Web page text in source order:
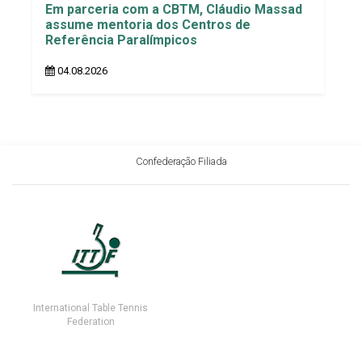
Em parceria com a CBTM, Cláudio Massad
assume mentoria dos Centros de
Referência Paralímpicos
04.08.2026
Confederação Filiada
International Table Tennis
Federation